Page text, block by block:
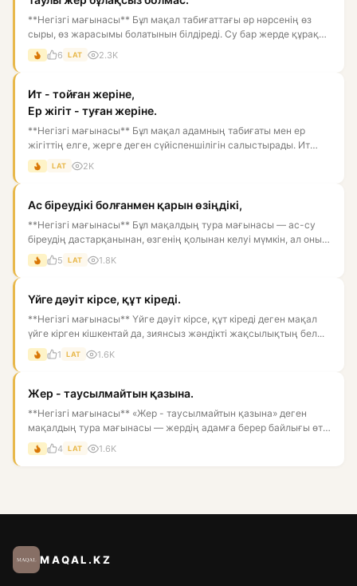
**Негізгі мағынасы** Бұл мақал табиғаттағы әр нәрсенің өз
сыры, өз жарасымы болатынын білдіреді. Су бар жерде құрақ
өсед...
6 LAT 2.3K
Ит - тойған жеріне,
Ер жігіт - туған жеріне.
**Негізгі мағынасы** Бұл мақал адамның табиғаты мен ер
жігіттің елге, жерге деген сүйіспеншілігін салыстырады. Ит
тойған...
LAT 2K
Ас біреудікі болғанмен қарын өзіңдікі,
**Негізгі мағынасы** Бұл мақалдың тура мағынасы — ас-су
біреудің дастарқанынан, өзгенің қолынан келуі мүмкін, ал оны
қор...
5 LAT 1.8K
Үйге дәуіт кірсе, құт кіреді.
**Негізгі мағынасы** Үйге дәуіт кірсе, құт кіреді деген мақал
үйге кірген кішкентай да, зиянсыз жәндікті жақсылықтың бел...
1 LAT 1.6K
Жер - таусылмайтын қазына.
**Негізгі мағынасы** «Жер - таусылмайтын қазына» деген
мақалдың тура мағынасы — жердің адамға берер байлығы өте
көп, он...
4 LAT 1.6K
MAQAL.KZ